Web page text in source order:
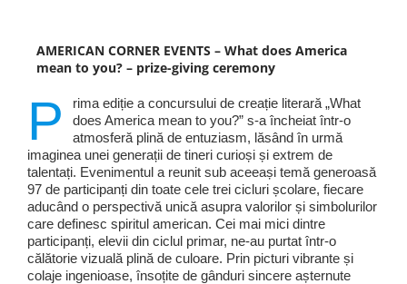
AMERICAN CORNER EVENTS – What does America
mean to you? – prize-giving ceremony
P
rima ediție a concursului de creație literară „What
does America mean to you?” s-a încheiat într-o
atmosferă plină de entuziasm, lăsând în urmă
imaginea unei generații de tineri curioși și extrem de
talentați. Evenimentul a reunit sub aceeași temă generoasă
97 de participanți din toate cele trei cicluri școlare, fiecare
aducând o perspectivă unică asupra valorilor și simbolurilor
care definesc spiritul american. Cei mai mici dintre
participanți, elevii din ciclul primar, ne-au purtat într-o
călătorie vizuală plină de culoare. Prin picturi vibrante și
colaje ingenioase, însoțite de gânduri sincere așternute